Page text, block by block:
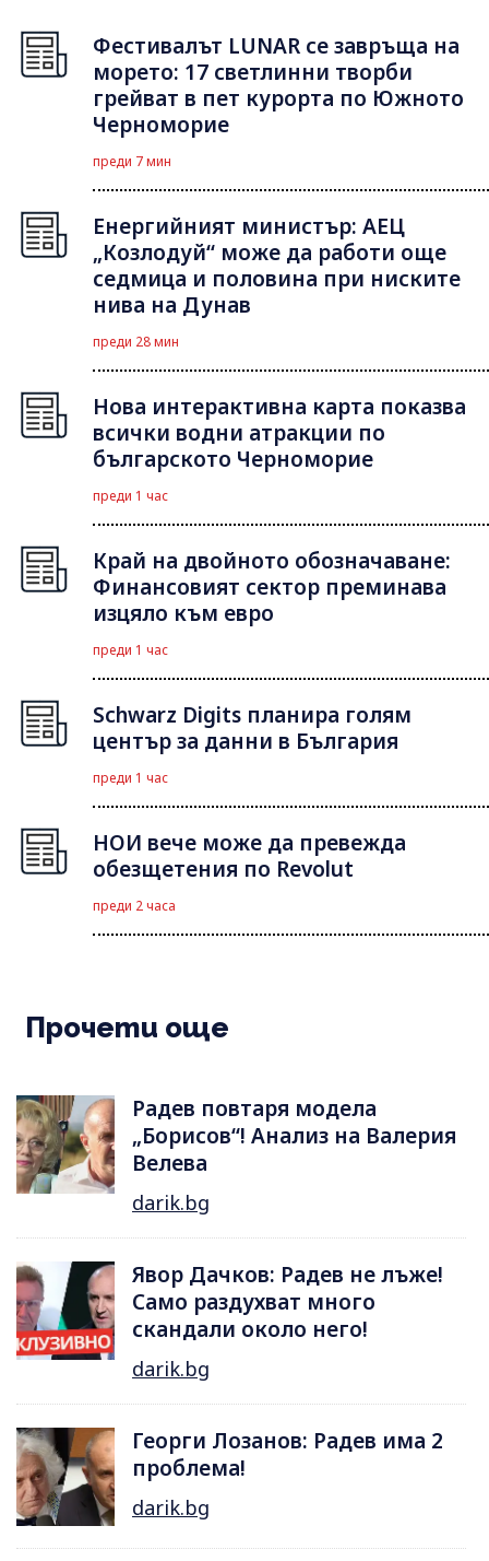
Фестивалът LUNAR се завръща на
морето: 17 светлинни творби
грейват в пет курорта по Южното
Черноморие
преди 7 мин
Енергийният министър: АЕЦ
„Козлодуй“ може да работи още
седмица и половина при ниските
нива на Дунав
преди 28 мин
Нова интерактивна карта показва
всички водни атракции по
българското Черноморие
преди 1 час
Край на двойното обозначаване:
Финансовият сектор преминава
изцяло към евро
преди 1 час
Schwarz Digits планира голям
център за данни в България
преди 1 час
НОИ вече може да превежда
обезщетения по Revolut
преди 2 часа
Прочети още
Радев повтаря модела
„Борисов“! Анализ на Валерия
Велева
darik.bg
Явор Дачков: Радев не лъже!
Само раздухват много
скандали около него!
darik.bg
Георги Лозанов: Радев има 2
проблема!
darik.bg